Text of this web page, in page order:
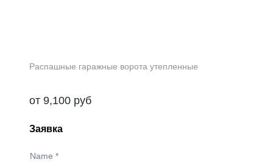
Распашные гаражные ворота утепленные
от 9,100 руб
Заявка
Name *